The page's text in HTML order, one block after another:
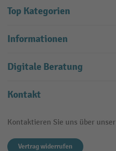
Top Kategorien
Informationen
Digitale Beratung
Kontakt
Kontaktieren Sie uns über unser
Vertrag widerrufen